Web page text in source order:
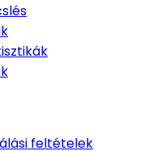
feltételek